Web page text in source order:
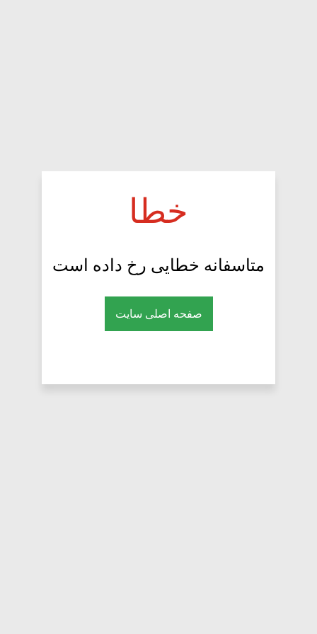
خطا
متاسفانه خطایی رخ داده است
صفحه اصلی سایت